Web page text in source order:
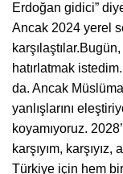
Erdoğan gidici”
Ancak 2024 yerel
karşılaştılar.Bugün,
hatırlatmak
da. Ancak
yanlışlarını
koyamıyoruz.
karşıyım,
Türkiye için hem